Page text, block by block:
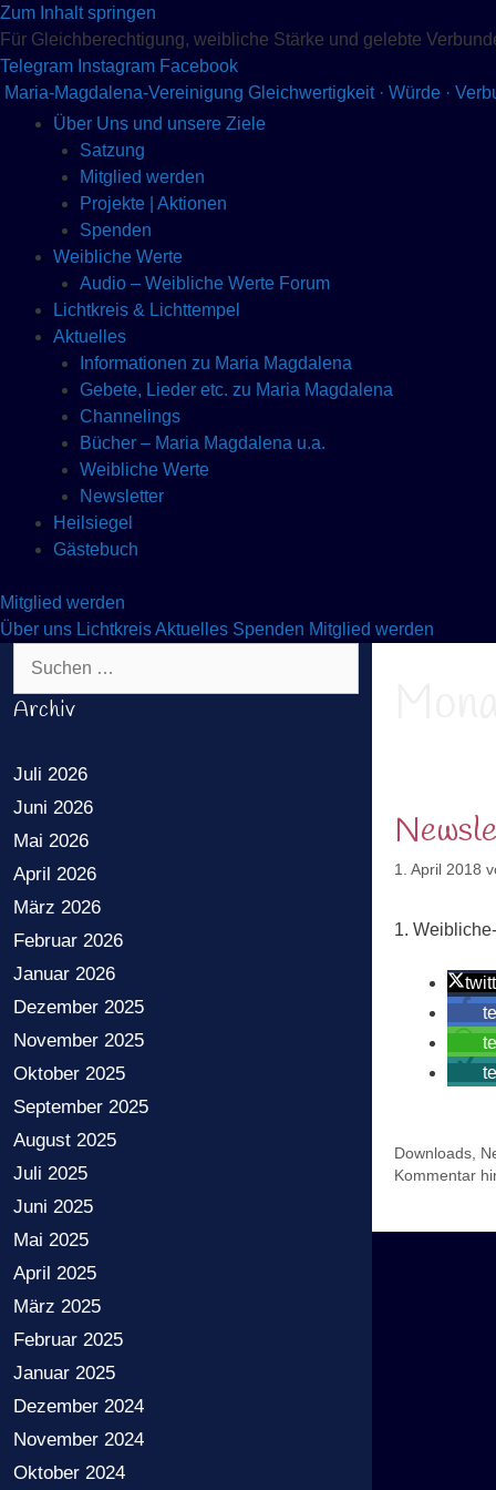
Zum Inhalt springen
Für Gleichberechtigung, weibliche Stärke und gelebte
Telegram Instagram Facebook
Maria-Magdalena-Vereinigung Gleichwertigkeit · Würde ·
Über Uns und unsere Ziele
Satzung
Mitglied werden
Projekte | Aktionen
Spenden
Weibliche Werte
Audio – Weibliche Werte Forum
Lichtkreis & Lichttempel
Aktuelles
Informationen zu Maria Magdalena
Gebete, Lieder etc. zu Maria Magdalena
Channelings
Bücher – Maria Magdalena u.a.
Weibliche Werte
Newsletter
Heilsiegel
Gästebuch
Mitglied werden
Über uns LichtkreisAktuelles Spenden Mitglied werden
1. April 2018
1.
Kategorien
Downloads
Kommentar
Suchen nach:
Archiv
Juli 2026
Juni 2026
Mai 2026
April 2026
März 2026
Februar 2026
Januar 2026
Dezember 2025
November 2025
Oktober 2025
September 2025
August 2025
Juli 2025
Juni 2025
Mai 2025
April 2025
März 2025
Februar 2025
Januar 2025
Dezember 2024
November 2024
Oktober 2024